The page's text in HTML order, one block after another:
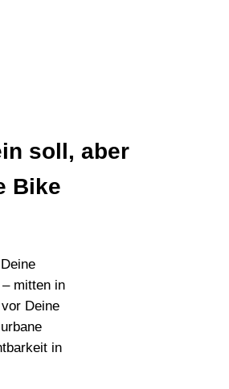
soll, aber
Bike
mitten in
Deine
in